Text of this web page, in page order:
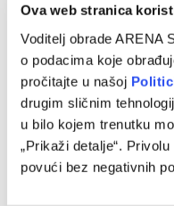
Ova web stranica
Voditelj obrade ARENA
o podacima koje
pročitajte u našoj
drugim sličnim
u bilo kojem trenutku
„Prikaži detalje“.
povući bez negativnih